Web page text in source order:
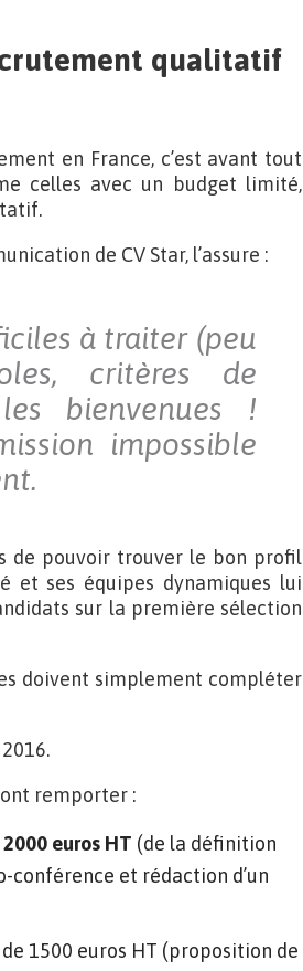
qualitatif
en France, c’est avant tout
celles avec un budget limité,
de CV Star, l’assure :
à traiter (peu
critères de
bienvenues !
impossible
de pouvoir trouver le bon profil
ses équipes dynamiques lui
sur la première sélection
doivent simplement compléter
remporter :
euros HT (de la définition
conférence et rédaction d’un
1500 euros HT (proposition de